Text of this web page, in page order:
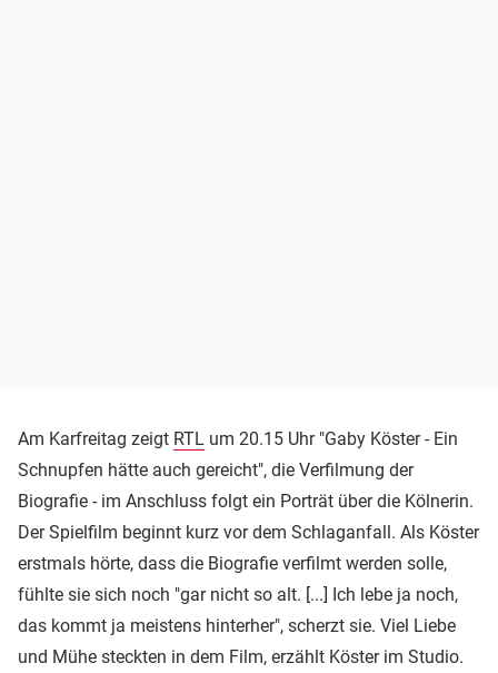
Am Karfreitag zeigt RTL um 20.15 Uhr "Gaby Köster - Ein
Schnupfen hätte auch gereicht", die Verfilmung der
Biografie - im Anschluss folgt ein Porträt über die Kölnerin.
Der Spielfilm beginnt kurz vor dem Schlaganfall. Als Köster
erstmals hörte, dass die Biografie verfilmt werden solle,
fühlte sie sich noch "gar nicht so alt. [...] Ich lebe ja noch,
das kommt ja meistens hinterher", scherzt sie. Viel Liebe
und Mühe steckten in dem Film, erzählt Köster im Studio.